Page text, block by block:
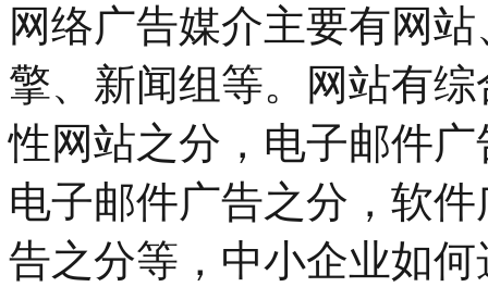
网络广告媒介主要有网
擎、新闻组等。网站有
性网站之分，电子邮件
电子邮件广告之分，软
告之分等，中小企业如